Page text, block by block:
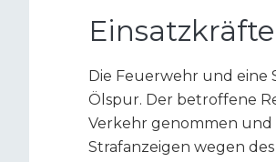
Die Feuerwehr und eine
Ölspur. Der betroffene
Verkehr genommen
Strafanzeigen wegen